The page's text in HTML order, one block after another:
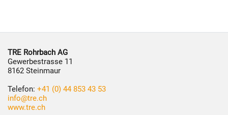
TRE Rohrbach AG
Gewerbestrasse 11
8162 Steinmaur
Telefon: +41 (0) 44 853 43 53
info@tre.ch
www.tre.ch